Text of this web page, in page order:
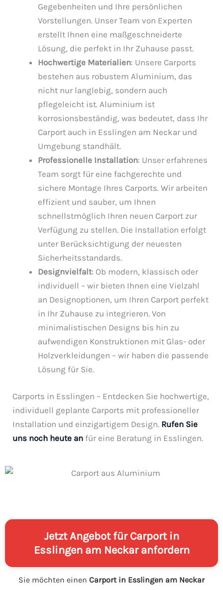
Gegebenheiten und Ihre persönlichen
Vorstellungen. Unser Team von Experten
erstellt Ihnen eine maßgeschneiderte
Lösung, die perfekt in Ihr Zuhause passt.
Hochwertige Materialien: Unsere Carports
bestehen aus robustem Aluminium, das
nicht nur langlebig, sondern auch
pflegeleicht ist. Aluminium ist
korrosionsbeständig, was bedeutet, dass Ihr
Carport auch in Esslingen am Neckar und
Umgebung standhält.
Professionelle Installation: Unser erfahrenes
Team sorgt für eine fachgerechte und
sichere Montage Ihres Carports. Wir arbeiten
effizient und sauber, um Ihnen
schnellstmöglich Ihren neuen Carport zur
Verfügung zu stellen. Die Installation erfolgt
unter Berücksichtigung der neuesten
Sicherheitsstandards.
Designvielfalt: Ob modern, klassisch oder
individuell – wir bieten Ihnen eine Vielzahl
an Designoptionen, um Ihren Carport perfekt
in Ihr Zuhause zu integrieren. Von
minimalistischen Designs bis hin zu
aufwendigen Konstruktionen mit Glas- oder
Holzverkleidungen – wir haben die passende
Lösung für Sie.
Carports in Esslingen – Entdecken Sie hochwertige,
individuell geplante Carports mit professioneller
Installation und einzigartigem Design. Rufen Sie
uns noch heute an für eine Beratung in Esslingen.
Jetzt Angebot für Carport in
Esslingen am Neckar anfordern
Sie möchten einen Carport in Esslingen am Neckar